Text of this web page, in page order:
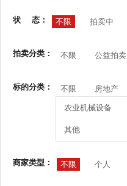
状 态： 不限 拍卖中
拍卖分类： 不限 公益拍卖
标的分类： 不限 房地产
农业机械设备
其他
商家类型： 不限 个人